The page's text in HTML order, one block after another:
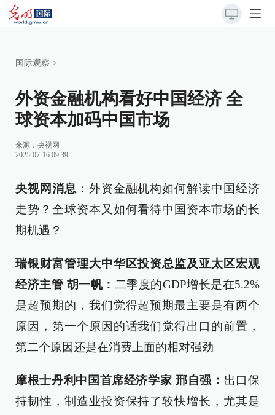
国际观察 >
外资金融机构看好中国经济 全
球资本加码中国市场
来源： 央视网
2025-07-16 09:39
央视网消息 ：外资金融机构如何解读中国经济
走势？全球资本又如何看待中国资本市场的长
期机遇？
瑞银财富管理大中华区投资总监及亚太区宏观
经济主管 胡一帆： 二季度的GDP增长是在5.2%
是超预期的，我们觉得超预期最主要是有两个
原因，第一个原因的话我们觉得出口的前置，
第二个原因还是在消费上面的相对强劲。
摩根士丹利中国首席经济学家 邢自强： 出口保
持韧性，制造业投资保持了较快增长，尤其是